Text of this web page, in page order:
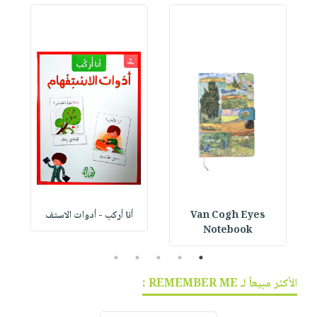
Van Cogh Eyes
Notebook
أنا أركب - أدوات الاستف
1
2
3
4
5
الأكثر مبيعاً لـ REMEMBER ME :